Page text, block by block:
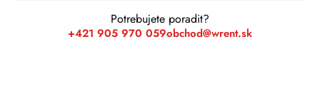
Potrebujete poradit?
+421 905 970 059obchod@wrent.sk